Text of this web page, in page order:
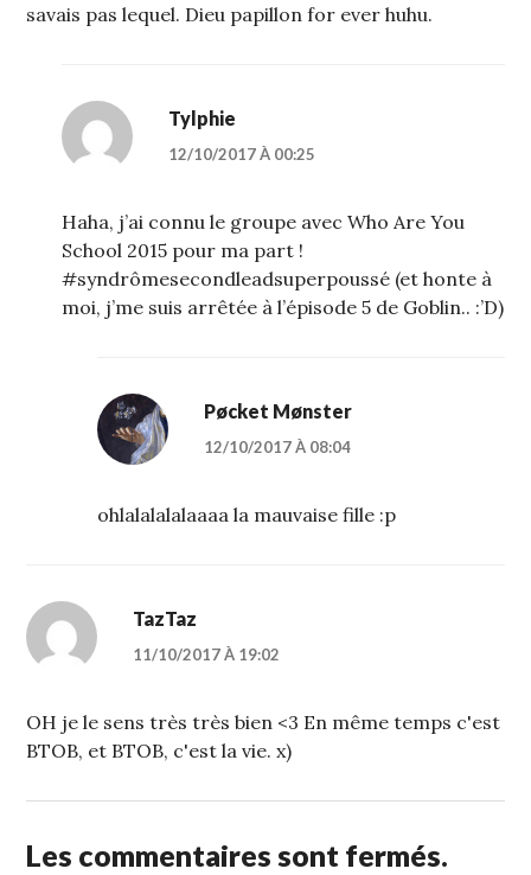
savais pas lequel. Dieu papillon for ever huhu.
Tylphie
12/10/2017 À 00:25
Haha, j’ai connu le groupe avec Who Are You
School 2015 pour ma part !
#syndrômesecondleadsuperpoussé (et honte à
moi, j’me suis arrêtée à l’épisode 5 de Goblin.. :’D)
Pøcket Mønster
12/10/2017 À 08:04
ohlalalalalaaaa la mauvaise fille :p
TazTaz
11/10/2017 À 19:02
OH je le sens très très bien <3 En même temps c'est
BTOB, et BTOB, c'est la vie. x)
Les commentaires sont fermés.